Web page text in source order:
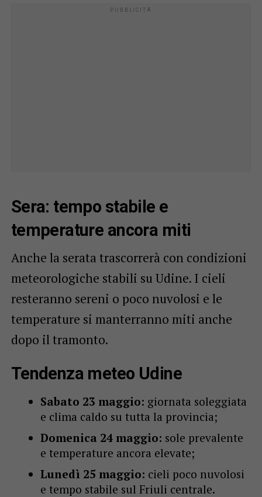
Sera: tempo stabile e
temperature ancora miti
Anche la serata trascorrerà con condizioni
meteorologiche stabili su Udine. I cieli
resteranno sereni o poco nuvolosi e le
temperature si manterranno miti anche
dopo il tramonto.
Tendenza meteo Udine
Sabato 23 maggio: giornata soleggiata
e clima caldo su tutta la provincia;
Domenica 24 maggio: sole prevalente
e temperature ancora elevate;
Lunedì 25 maggio: cieli poco nuvolosi
e tempo stabile sul Friuli centrale.